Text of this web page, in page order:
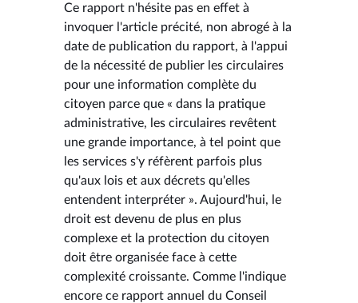
Ce rapport n'hésite pas en effet à
invoquer l'article précité, non abrogé à la
date de publication du rapport, à l'appui
de la nécessité de publier les circulaires
pour une information complète du
citoyen parce que « dans la pratique
administrative, les circulaires revêtent
une grande importance, à tel point que
les services s'y réfèrent parfois plus
qu'aux lois et aux décrets qu'elles
entendent interpréter ». Aujourd'hui, le
droit est devenu de plus en plus
complexe et la protection du citoyen
doit être organisée face à cette
complexité croissante. Comme l'indique
encore ce rapport annuel du Conseil